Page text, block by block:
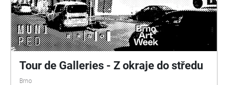
Tour de Galleries - Z okraje do středu
Brno